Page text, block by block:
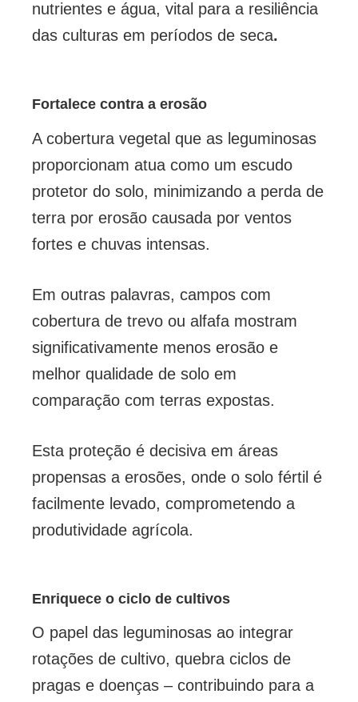
nutrientes e água, vital para a resiliência
das culturas em períodos de seca.
Fortalece contra a erosão
A cobertura vegetal que as leguminosas
proporcionam atua como um escudo
protetor do solo, minimizando a perda de
terra por erosão causada por ventos
fortes e chuvas intensas.
Em outras palavras, campos com
cobertura de trevo ou alfafa mostram
significativamente menos erosão e
melhor qualidade de solo em
comparação com terras expostas.
Esta proteção é decisiva em áreas
propensas a erosões, onde o solo fértil é
facilmente levado, comprometendo a
produtividade agrícola.
Enriquece o ciclo de cultivos
O papel das leguminosas ao integrar
rotações de cultivo, quebra ciclos de
pragas e doenças – contribuindo para a